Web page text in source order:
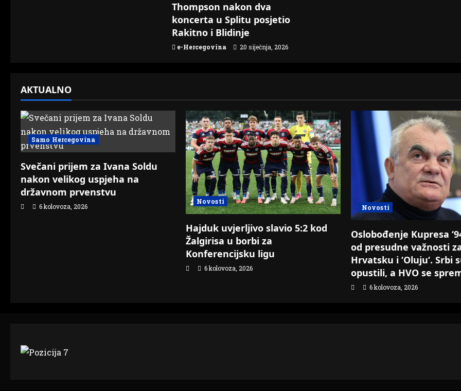
Thompson nakon dva
koncerta u Splitu posjetio
Rakitno i Blidinje
e-Hercegovina 20 siječnja, 2026
AKTUALNO
Samo Hercegovina
Svečani prijem za Ivana Soldu
nakon velikog uspjeha na
državnom prvenstvu
6 kolovoza, 2026
Novosti
Hajduk uvjerljivo slavio 5:2 kod
Žalgirisa u borbi za
Konferencijsku ligu
6 kolovoza, 2026
Novosti
Oslobođenje Kupresa
od presudne važnosti
Hrvatsku i ‘Oluju‘. Srbi
opustili, a HVO se
6 kolovoza, 2026